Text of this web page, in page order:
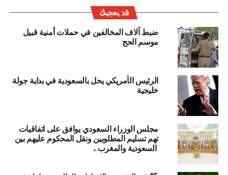
قد يعجبك
ضبط آلاف المخالفين في حملات أمنية قبيل
موسم الحج
الرئيس الأمريكي يحل بالسعودية في بداية جولة
خليجية
مجلس الوزراء السعودي يوافق على اتفاقيات
تهم تسليم المطلوبين ونقل المحكوم عليهم بين
السعودية والمغرب .